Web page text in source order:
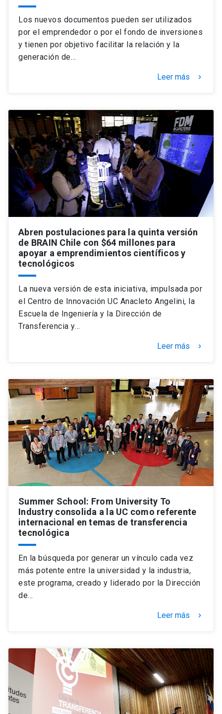
Los nuevos documentos pueden ser utilizados
por el emprendedor o por el fondo de inversiones
y tienen por objetivo facilitar la relación y la
generación de…
Leer más keyboard_arrow_right
Abren postulaciones para la quinta versión
de BRAIN Chile con $64 millones para
apoyar a emprendimientos científicos y
tecnológicos
La nueva versión de esta iniciativa, impulsada por
el Centro de Innovación UC Anacleto Angelini, la
Escuela de Ingeniería y la Dirección de
Transferencia y…
Leer más keyboard_arrow_right
Summer School: From University To
Industry consolida a la UC como referente
internacional en temas de transferencia
tecnológica
En la búsqueda por generar un vínculo cada vez
más potente entre la universidad y la industria,
este programa, creado y liderado por la Dirección
de…
Leer más keyboard_arrow_right